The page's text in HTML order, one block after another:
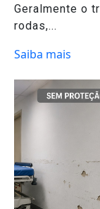
Geralmente o
rodas,...
Saiba mais